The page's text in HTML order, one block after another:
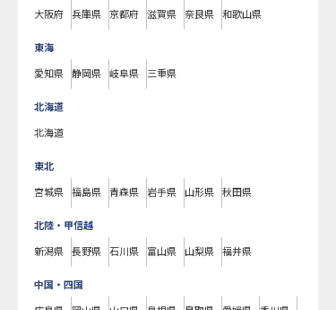
大阪府 兵庫県 京都府 滋賀県 奈良県 和歌山県
東海
愛知県 静岡県 岐阜県 三重県
北海道
北海道
東北
宮城県 福島県 青森県 岩手県 山形県 秋田県
北陸・甲信越
新潟県 長野県 石川県 富山県 山梨県 福井県
中国・四国